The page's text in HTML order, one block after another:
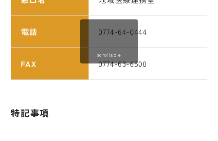
電話 0774-64-0444
FAX 0774-63-6500
scrollable
特記事項